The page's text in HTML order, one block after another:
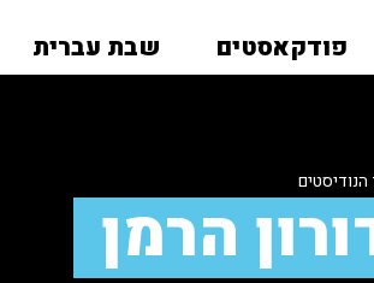
פודקאסטים שבת עברית
הרמן